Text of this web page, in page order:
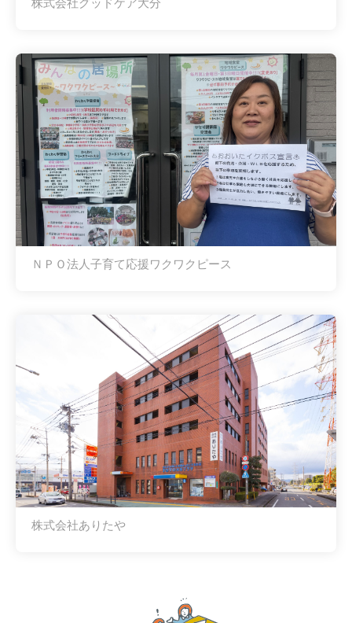
株式会社グッドケア大分
ＮＰＯ法人子育て応援ワクワクピース
株式会社ありたや